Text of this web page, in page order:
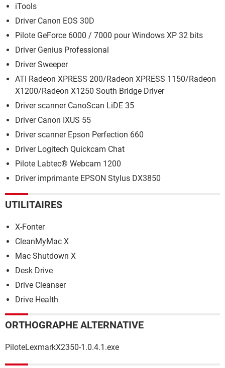
iTools
Driver Canon EOS 30D
Pilote GeForce 6000 / 7000 pour Windows XP 32 bits
Driver Genius Professional
Driver Sweeper
ATI Radeon XPRESS 200/Radeon XPRESS 1150/Radeon
X1200/Radeon X1250 South Bridge Driver
Driver scanner CanoScan LiDE 35
Driver Canon IXUS 55
Driver scanner Epson Perfection 660
Driver Logitech Quickcam Chat
Pilote Labtec® Webcam 1200
Driver imprimante EPSON Stylus DX3850
UTILITAIRES
X-Fonter
CleanMyMac X
Mac Shutdown X
Desk Drive
Drive Cleanser
Drive Health
ORTHOGRAPHE ALTERNATIVE
PiloteLexmarkX2350-1.0.4.1.exe